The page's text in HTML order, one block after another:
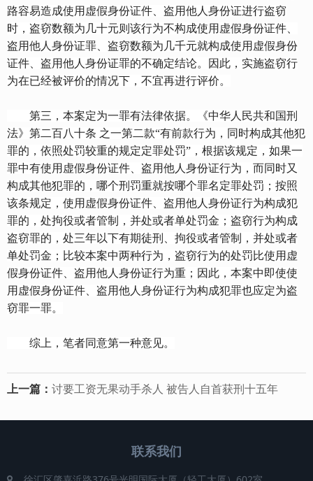
路容易造成使用虚假身份证件、盗用他人身份证进行盗窃
时，盗窃数额为几十元则该行为不构成使用虚假身份证件、
盗用他人身份证罪、盗窃数额为几千元就构成使用虚假身份
证件、盗用他人身份证罪的不确定结论。因此，实施盗窃行
为在已经被评价的情况下，不宜再进行评价。
第三，本案定为一罪有法律依据。《中华人民共和国刑
法》第二百八十条 之一第二款“有前款行为，同时构成其他犯
罪的，依照处罚较重的规定定罪处罚”，根据该规定，如果一
罪中有使用虚假身份证件、盗用他人身份证行为，而同时又
构成其他犯罪的，哪个刑罚重就按哪个罪名定罪处罚；按照
该条规定，使用虚假身份证件、盗用他人身份证行为构成犯
罪的，处拘役或者管制，并处或者单处罚金；盗窃行为构成
盗窃罪的，处三年以下有期徒刑、拘役或者管制，并处或者
单处罚金；比较本案中两种行为，盗窃行为的处罚比使用虚
假身份证件、盗用他人身份证行为重；因此，本案中即使使
用虚假身份证件、盗用他人身份证行为构成犯罪也应定为盗
窃罪一罪。
综上，笔者同意第一种意见。
上一篇： 讨要工资无果动手杀人 被告人自首获刑十五年
联系我们